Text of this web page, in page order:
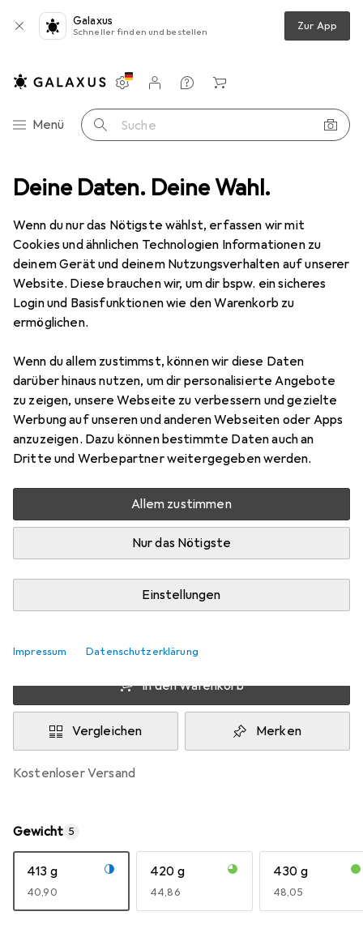
Deine Daten. Deine Wahl.
Wenn du nur das Nötigste wählst, erfassen wir mit
Cookies und ähnlichen Technologien Informationen zu
deinem Gerät und deinem Nutzungsverhalten auf unserer
Website. Diese brauchen wir, um dir bspw. ein sicheres
Login und Basisfunktionen wie den Warenkorb zu
ermöglichen.
Wenn du allem zustimmst, können wir diese Daten
darüber hinaus nutzen, um dir personalisierte Angebote
zu zeigen, unsere Webseite zu verbessern und gezielte
Werbung auf unseren und anderen Webseiten oder Apps
anzuzeigen. Dazu können bestimmte Daten auch an
Dritte und Werbepartner weitergegeben werden.
Allem zustimmen
Nur das Nötigste
Einstellungen
Impressum Datenschutzerklärung
Galaxus
Schneller finden und bestellen Zur App
Navigation nach Kategorien
Menü Suche
Einstellungen
Kundenkonto
Vergleichslisten
Merklisten
Warenkorb
Veloreifen Zubehör Muc-Off Ultimate Tubeless Kit - Road 44mm
11 Bilder
Muc-OffUltimate Tubeless Kit - Road
44mm
Preis in EUR inkl. MwSt.
EUR
40,90
Schneller lieferbar
Angebot fürEUR
56,50
Zwischen Do, 20.8. und Sa, 22.8. geliefert
Mehr als 10 Stück an Lager beim Lieferanten
Benachrichtigen, wenn schneller verfügbar
Lieferort angeben für genaue Lieferzeit
In den Warenkorb
Vergleichen Merken
kostenloser Versand
Gewicht 5
413 g
EUR
40,90
420 g
EUR
44,86
430 g
EUR
48,05